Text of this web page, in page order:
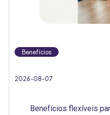
Benefícios
2026-08-07
Benefícios flexíveis